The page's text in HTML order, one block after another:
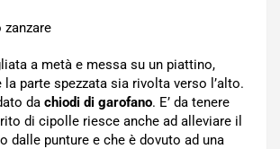
a metà e messa su un piattino,
la parte spezzata sia rivolta verso l’alto.
da chiodi di garofano. E’ da tenere
di cipolle riesce anche ad alleviare il
dalle punture e che è dovuto ad una